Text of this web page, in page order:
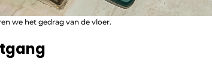
we het gedrag van de vloer.